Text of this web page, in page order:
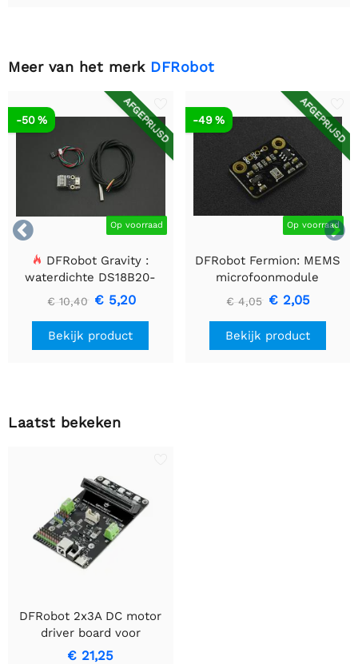
Meer van het merk DFRobot


AFGEPRIJSD
Op voorraad
-50 %
DFRobot Gravity :
waterdichte DS18B20-
sensorset
€ 10,40 € 5,20
Bekijk product
AFGEPRIJSD
Op voorraad
-49 %
DFRobot Fermion: MEMS
microfoonmodule
€ 4,05 € 2,05
Bekijk product
Laatst bekeken
DFRobot 2x3A DC motor
driver board voor
UNIHIKER M10
€ 21,25